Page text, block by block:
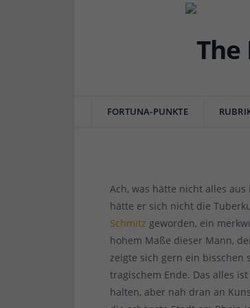
FORTUNA-PUNKTE
DÜSSEL-HISTÖRCHEN
Düsseldorfer
Ach, was hätte nicht alles
hätte er sich nicht die
Schmitz geworden, ein
hohem Maße dieser Mann,
zeigte sich gern ein
tragischem Ende. Das alles
halten, aber nah dran an